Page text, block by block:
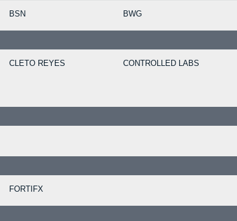
BSN BWG
CLETO REYES CONTROLLED LABS
FORTIFX